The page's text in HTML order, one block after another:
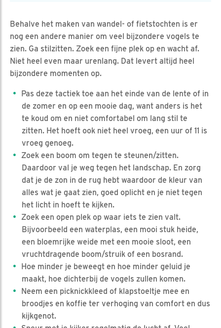
Behalve het maken van wandel- of fietstochten is er
nog een andere manier om veel bijzondere vogels te
zien. Ga stilzitten. Zoek een fijne plek op en wacht af.
Niet heel even maar urenlang. Dat levert altijd heel
bijzondere momenten op.
Pas deze tactiek toe aan het einde van de lente of in
de zomer en op een mooie dag, want anders is het
te koud om en niet comfortabel om lang stil te
zitten. Het hoeft ook niet heel vroeg, een uur of 11 is
vroeg genoeg.
Zoek een boom om tegen te steunen/zitten.
Daardoor val je weg tegen het landschap. En zorg
dat je de zon in de rug hebt waardoor de kleur van
alles wat je gaat zien, goed oplicht en je niet tegen
het licht in hoeft te kijken.
Zoek een open plek op waar iets te zien valt.
Bijvoorbeeld een waterplas, een mooi stuk heide,
een bloemrijke weide met een mooie sloot, een
vruchtdragende boom/struik of een bosrand.
Hoe minder je beweegt en hoe minder geluid je
maakt, hoe dichterbij de vogels zullen komen.
Neem een picknickkleed of klapstoeltje mee en
broodjes en koffie ter verhoging van comfort en dus
kijkgenot.